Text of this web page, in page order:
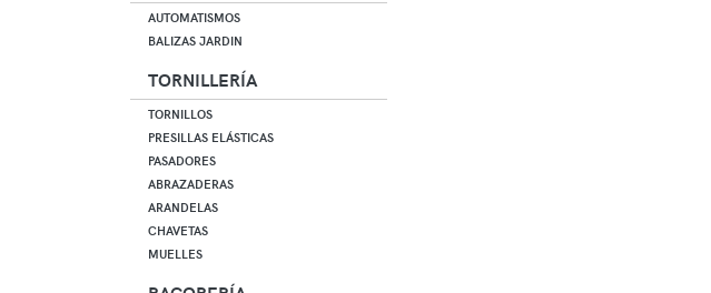
AUTOMATISMOS
BALIZAS JARDIN
TORNILLERÍA
TORNILLOS
PRESILLAS ELÁSTICAS
PASADORES
ABRAZADERAS
ARANDELAS
CHAVETAS
MUELLES